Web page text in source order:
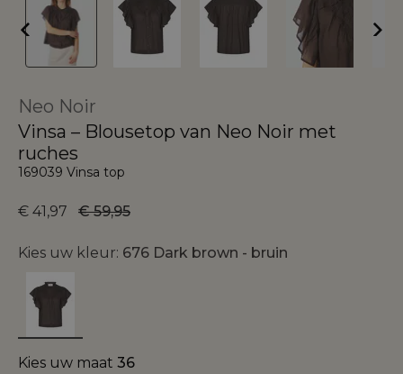
Neo Noir
Vinsa – Blousetop van Neo Noir met
ruches
169039 Vinsa top
€ 59,95
€ 41,97
Kies uw kleur: 676 Dark brown - bruin
Kies uw maat 36